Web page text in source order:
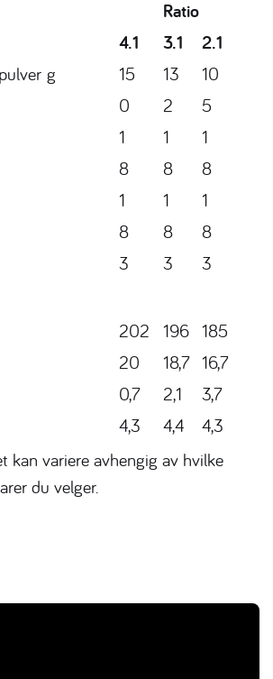
Ratio
4.1
3.1 2.1
g 15 13
10
0 2
5
1 1
1
8 8
8
1 1
1
8 8
8
3 3 3
202 196 185
20 18,7 16,7
0,7 2,1
3,7
4,3 4,4
4,3
kan variere avhengig av hvilke
du velger.